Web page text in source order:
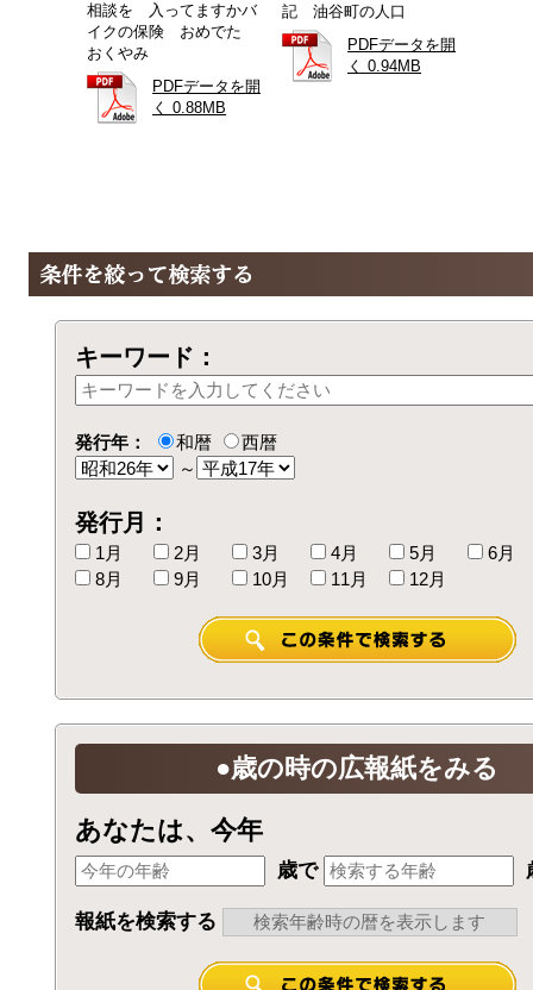
相談を 入ってますかバ
イクの保険 おめでた
おくやみ
PDFデータを開
く 0.88MB
記 油谷町の人口
PDFデータを開
く 0.94MB
キーワード：
発行年： 和暦
西暦
～
発行月：
1月 2月 3月 4月 5月
6月
8月
9月 10月 11月 12月
●歳の時の広報紙をみる
あなたは、今年
歳で
報紙を検索する